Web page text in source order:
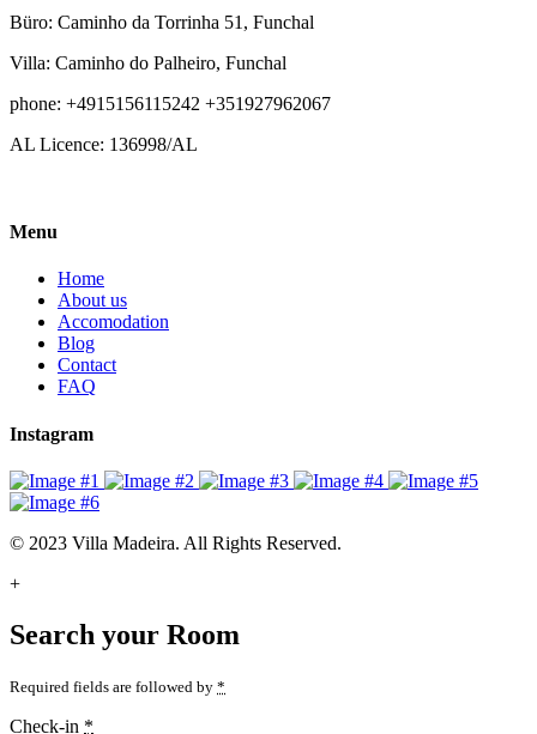
Büro: Caminho da Torrinha 51, Funchal
Villa: Caminho do Palheiro, Funchal
phone: +4915156115242 +351927962067
AL Licence: 136998/AL
Menu
Home
About us
Accomodation
Blog
Contact
FAQ
Instagram
© 2023 Villa Madeira. All Rights Reserved.
+
Search your Room
Required fields are followed by *
Check-in *